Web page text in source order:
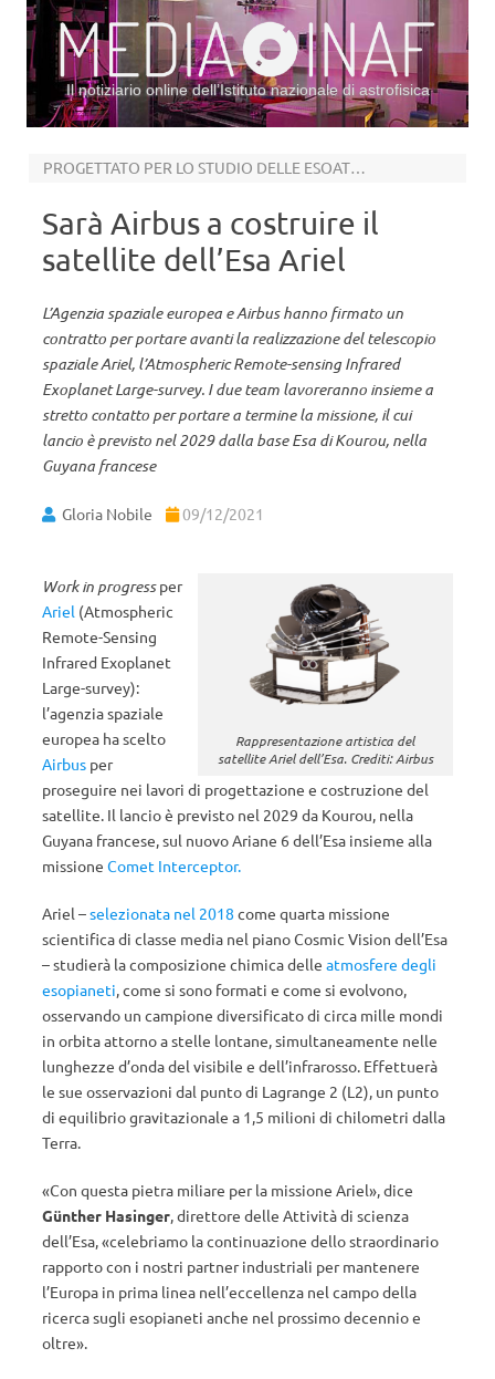
Il notiziario online dell’Istituto nazionale di astrofisica
PROGETTATO PER LO STUDIO DELLE ESOATMOSFERE
Sarà Airbus a costruire il
satellite dell’Esa Ariel
L’Agenzia spaziale europea e Airbus hanno firmato un
contratto per portare avanti la realizzazione del telescopio
spaziale Ariel, l’Atmospheric Remote-sensing Infrared
Exoplanet Large-survey. I due team lavoreranno insieme a
stretto contatto per portare a termine la missione, il cui
lancio è previsto nel 2029 dalla base Esa di Kourou, nella
Guyana francese
Gloria Nobile 09/12/2021
Rappresentazione artistica del
satellite Ariel dell’Esa. Crediti: Airbus
Work in progressper
Ariel (Atmospheric
Remote-Sensing
Infrared Exoplanet
Large-survey):
l’agenzia spaziale
europea ha scelto
Airbus per
proseguire nei lavori di progettazione e costruzione del
satellite. Il lancio è previsto nel 2029 da Kourou, nella
Guyana francese, sul nuovo Ariane 6 dell’Esa insieme alla
missione Comet Interceptor.
Ariel –selezionata nel 2018 come quarta missione
scientifica di classe media nel piano Cosmic Vision dell’Esa
– studierà la composizione chimica delle atmosfere degli
esopianeti, come si sono formati e come si evolvono,
osservando un campione diversificato di circa mille mondi
in orbita attorno a stelle lontane, simultaneamente nelle
lunghezze d’onda del visibile e dell’infrarosso. Effettuerà
le sue osservazioni dal punto di Lagrange 2 (L2), un punto
di equilibrio gravitazionale a 1,5 milioni di chilometri dalla
Terra.
«Con questa pietra miliare per la missione Ariel», dice
Günther Hasinger, direttore delle Attività di scienza
dell’Esa, «celebriamo la continuazione dello straordinario
rapporto con i nostri partner industriali per mantenere
l’Europa in prima linea nell’eccellenza nel campo della
ricerca sugli esopianeti anche nel prossimo decennio e
oltre».